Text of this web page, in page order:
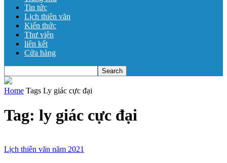
Tin tức
Lịch thiên văn
Kiến thức
Thư viện
liên kết
Cửa hàng
Home Tags Ly giác cực đại
Tag: ly giác cực đại
Lịch thiên văn năm 2021